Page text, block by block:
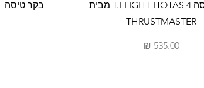
בקר טיסה T.FLIGHT HOTAS 4 מבית
THRUSTMASTER
מחיר‏535.00 ‏₪